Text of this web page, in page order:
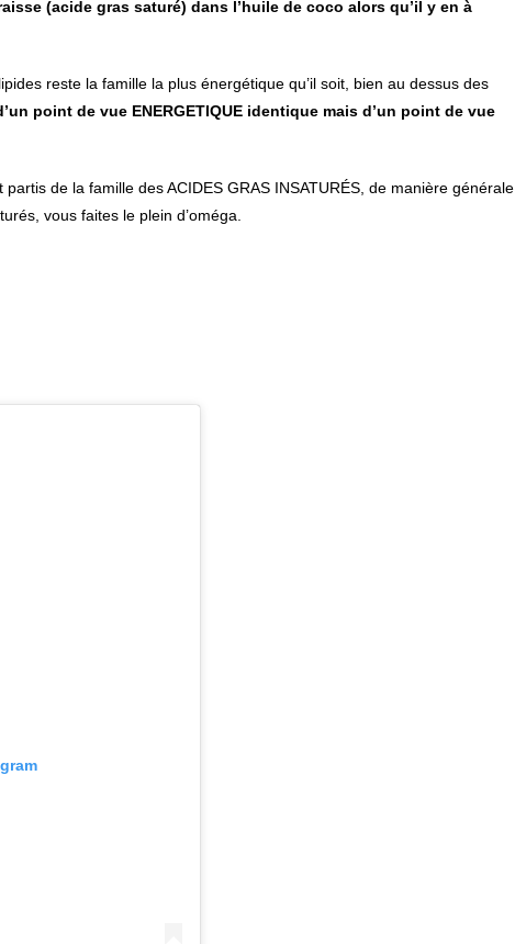
(acide gras saturé) dans l’huile de coco alors qu’il y en à
reste la famille la plus énergétique qu’il soit, bien au dessus des
point de vue ENERGETIQUE identique mais d’un point de vue
de la famille des ACIDES GRAS INSATURÉS, de manière générale
vous faites le plein d’oméga.